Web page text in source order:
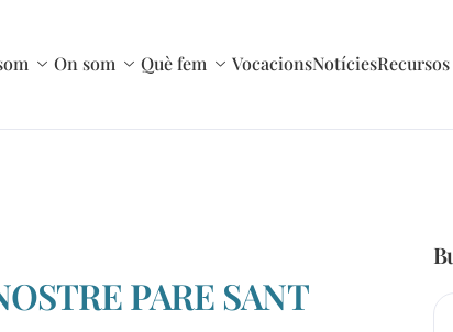
On som Què fem VocacionsNotíciesRecursos
PARE SANT